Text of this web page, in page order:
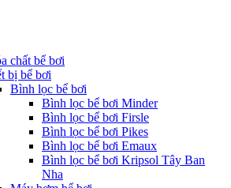
chất bể bơi
bị bể bơi
Bình lọc bể bơi
Bình lọc bể bơi Minder
Bình lọc bể bơi Firsle
Bình lọc bể bơi Pikes
Bình lọc bể bơi Emaux
Bình lọc bể bơi Kripsol Tây Ban
Nha